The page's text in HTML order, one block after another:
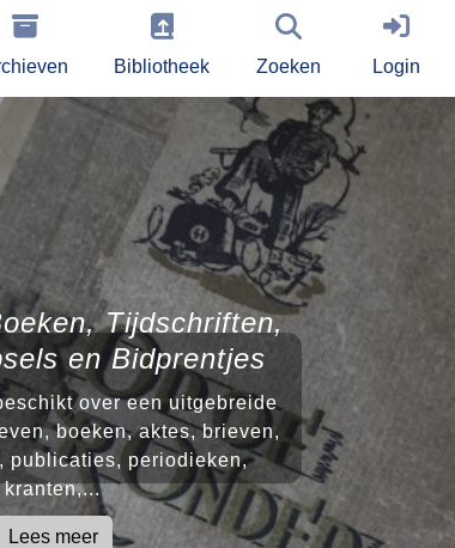
Bibliotheek Zoeken Login
Tijdschriften,
en Bidprentjes
over een uitgebreide
boeken, aktes, brieven,
publicaties, periodieken,
kranten,...
Lees meer